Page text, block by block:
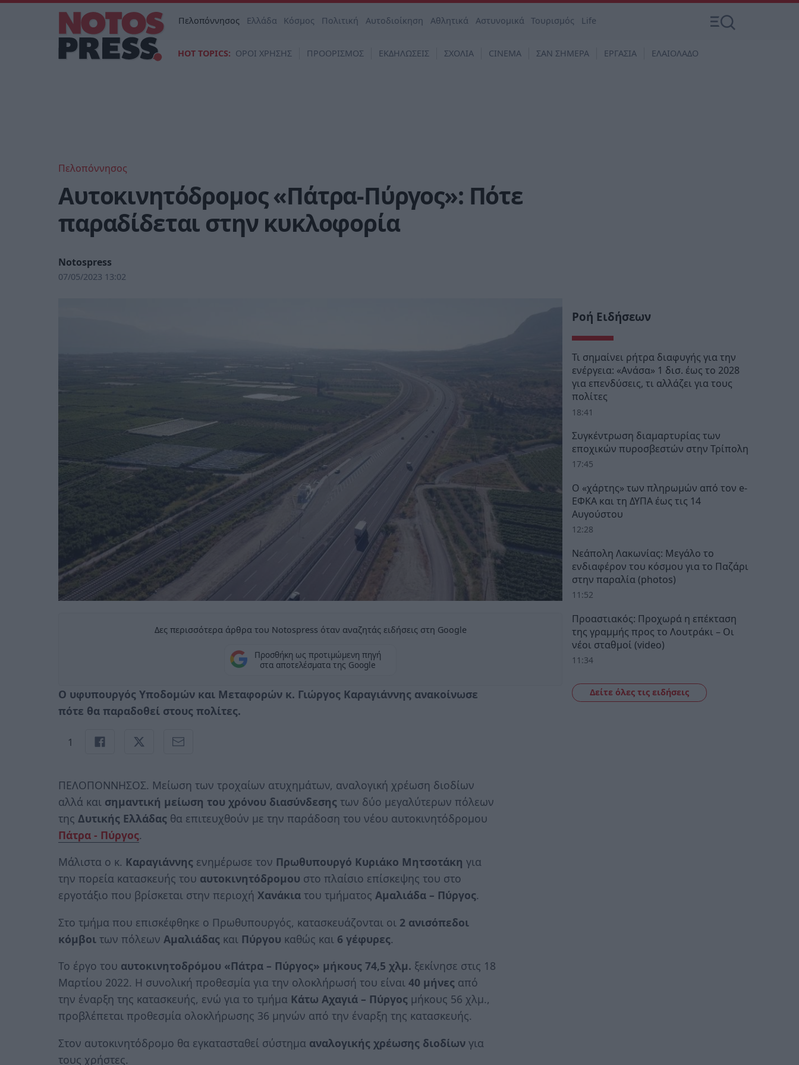
Πελοπόννησος Ελλάδα Κόσμος Πολιτική Αυτοδιοίκηση Αθλητικά Αστυνομικά Τουρισμός Life
HOT TOPICS: ΟΡΟΙ ΧΡΗΣΗΣ ΠΡΟΟΡΙΣΜΟΣ ΕΚΔΗΛΩΣΕΙΣ ΣΧΟΛΙΑ CINEMA ΣΑΝ ΣΗΜΕΡΑ ΕΡΓΑΣΙΑ ΕΛΑΙΟΛΑΔΟ
Πελοπόννησος
Αυτοκινητόδρομος «Πάτρα-Πύργος»: Πότε
παραδίδεται στην κυκλοφορία
Notospress
07/05/2023 13:02
Δες περισσότερα άρθρα του Notospress όταν αναζητάς ειδήσεις στη Google
Προσθήκη ως προτιμώμενη πηγή
στα αποτελέσματα της Google
Ο υφυπουργός Υποδομών και Μεταφορών κ. Γιώργος Καραγιάννης ανακοίνωσε
πότε θα παραδοθεί στους πολίτες.
1
ΠΕΛΟΠΟΝΝΗΣΟΣ. Μείωση των τροχαίων ατυχημάτων, αναλογική χρέωση διοδίων
αλλά και σημαντική μείωση του χρόνου διασύνδεσης των δύο μεγαλύτερων πόλεων
της Δυτικής Ελλάδας θα επιτευχθούν με την παράδοση του νέου αυτοκινητόδρομου
Πάτρα - Πύργος.
Μάλιστα ο κ. Καραγιάννης ενημέρωσε τον Πρωθυπουργό Κυριάκο Μητσοτάκη για
την πορεία κατασκευής του αυτοκινητόδρομου στο πλαίσιο επίσκεψης του στο
εργοτάξιο που βρίσκεται στην περιοχή Χανάκια του τμήματος Αμαλιάδα – Πύργος.
Στο τμήμα που επισκέφθηκε ο Πρωθυπουργός, κατασκευάζονται οι 2 ανισόπεδοι
κόμβοι των πόλεων Αμαλιάδας και Πύργου καθώς και 6 γέφυρες.
Το έργο του αυτοκινητοδρόμου «Πάτρα – Πύργος» μήκους 74,5 χλμ. ξεκίνησε στις 18
Μαρτίου 2022. Η συνολική προθεσμία για την ολοκλήρωσή του είναι 40 μήνες από
την έναρξη της κατασκευής, ενώ για το τμήμα Κάτω Αχαγιά – Πύργος μήκους 56 χλμ.,
προβλέπεται προθεσμία ολοκλήρωσης 36 μηνών από την έναρξη της κατασκευής.
Στον αυτοκινητόδρομο θα εγκατασταθεί σύστημα αναλογικής χρέωσης διοδίων για
τους χρήστες.
Ροή Ειδήσεων
Τι σημαίνει ρήτρα διαφυγής για την
ενέργεια: «Ανάσα» 1 δισ. έως το 2028
για επενδύσεις, τι αλλάζει για τους
πολίτες
18:41
Συγκέντρωση διαμαρτυρίας των
εποχικών πυροσβεστών στην Τρίπολη
17:45
Ο «χάρτης» των πληρωμών από τον e-
ΕΦΚΑ και τη ΔΥΠΑ έως τις 14
Αυγούστου
12:28
Νεάπολη Λακωνίας: Μεγάλο το
ενδιαφέρον του κόσμου για το Παζάρι
στην παραλία (photos)
11:52
Προαστιακός: Προχωρά η επέκταση
της γραμμής προς το Λουτράκι – Οι
νέοι σταθμοί (video)
11:34
Δείτε όλες τις ειδήσεις